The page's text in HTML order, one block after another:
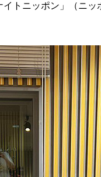
トニッポン」（ニ